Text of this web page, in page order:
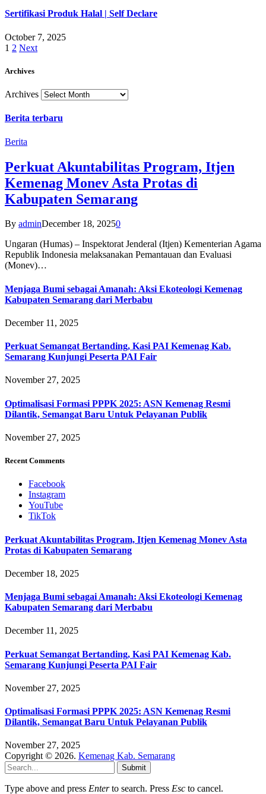
Sertifikasi Produk Halal | Self Declare
October 7, 2025
1 2 Next
Archives
Archives
Berita terbaru
Berita
Perkuat Akuntabilitas Program, Itjen
Kemenag Monev Asta Protas di
Kabupaten Semarang
By adminDecember 18, 20250
Ungaran (Humas) – Inspektorat Jenderal (Itjen) Kementerian Agama
Republik Indonesia melaksanakan Pemantauan dan Evaluasi
(Monev)…
Menjaga Bumi sebagai Amanah: Aksi Ekoteologi Kemenag
Kabupaten Semarang dari Merbabu
December 11, 2025
Perkuat Semangat Bertanding, Kasi PAI Kemenag Kab.
Semarang Kunjungi Peserta PAI Fair
November 27, 2025
Optimalisasi Formasi PPPK 2025: ASN Kemenag Resmi
Dilantik, Semangat Baru Untuk Pelayanan Publik
November 27, 2025
Recent Comments
Facebook
Instagram
YouTube
TikTok
Perkuat Akuntabilitas Program, Itjen Kemenag Monev Asta
Protas di Kabupaten Semarang
December 18, 2025
Menjaga Bumi sebagai Amanah: Aksi Ekoteologi Kemenag
Kabupaten Semarang dari Merbabu
December 11, 2025
Perkuat Semangat Bertanding, Kasi PAI Kemenag Kab.
Semarang Kunjungi Peserta PAI Fair
November 27, 2025
Optimalisasi Formasi PPPK 2025: ASN Kemenag Resmi
Dilantik, Semangat Baru Untuk Pelayanan Publik
November 27, 2025
Copyright © 2026. Kemenag Kab. Semarang
Submit
Type above and press Enterto search. Press Esc to cancel.